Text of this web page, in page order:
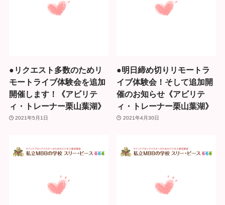
●リクエスト多数のためリ
モートライブ体験会を追加
開催します！《アビリテ
ィ・トレーナー栗山葉湖》
2021年5月1日
●明日締め切りリモートラ
イブ体験会！そして追加開
催のお知らせ《アビリテ
ィ・トレーナー栗山葉湖》
2021年4月30日